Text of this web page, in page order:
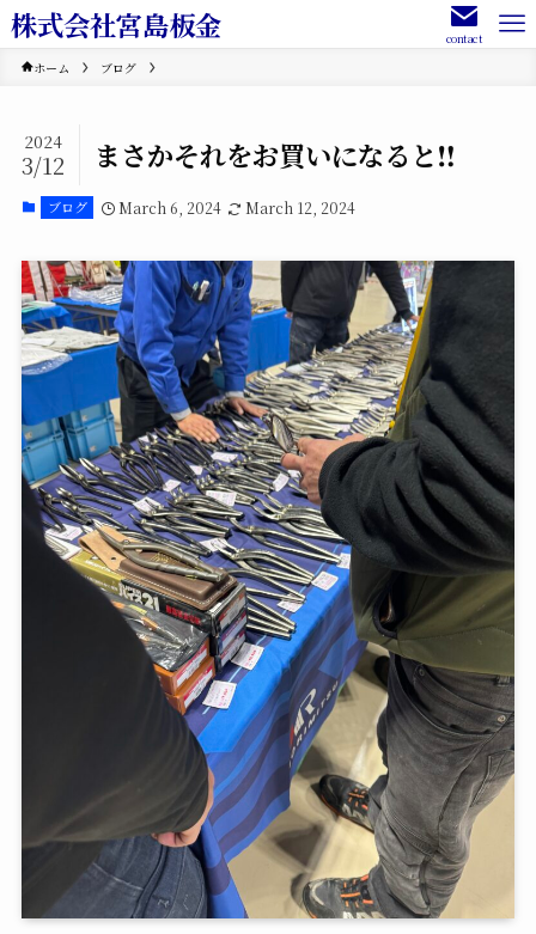
株式会社宮島板金 contact
ホーム ブログ
まさかそれをお買いになると‼️
2024
3/12
ブログ March 6, 2024 March 12, 2024